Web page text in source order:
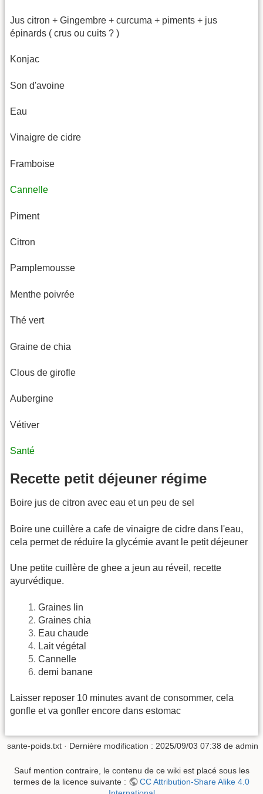
Jus citron + Gingembre + curcuma + piments + jus
épinards ( crus ou cuits ? )
Konjac
Son d'avoine
Eau
Vinaigre de cidre
Framboise
Cannelle
Piment
Citron
Pamplemousse
Menthe poivrée
Thé vert
Graine de chia
Clous de girofle
Aubergine
Vétiver
Santé
Recette petit déjeuner régime
Boire jus de citron avec eau et un peu de sel
Boire une cuillère a cafe de vinaigre de cidre dans l'eau,
cela permet de réduire la glycémie avant le petit déjeuner
Une petite cuillère de ghee a jeun au réveil, recette
ayurvédique.
Graines lin
Graines chia
Eau chaude
Lait végétal
Cannelle
demi banane
Laisser reposer 10 minutes avant de consommer, cela
gonfle et va gonfler encore dans estomac
sante-poids.txt · Dernière modification : 2025/09/03 07:38 de admin
Sauf mention contraire, le contenu de ce wiki est placé sous les
termes de la licence suivante :
CC Attribution-Share Alike 4.0